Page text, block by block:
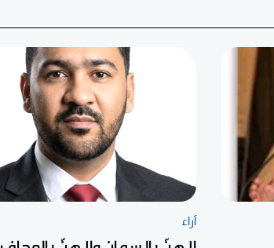
آراء